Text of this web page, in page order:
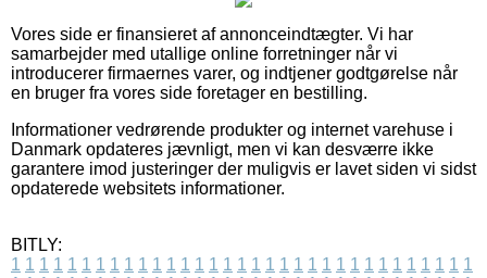
Vores side er finansieret af annonceindtægter. Vi har
samarbejder med utallige online forretninger når vi
introducerer firmaernes varer, og indtjener godtgørelse når
en bruger fra vores side foretager en bestilling.
Informationer vedrørende produkter og internet varehuse i
Danmark opdateres jævnligt, men vi kan desværre ikke
garantere imod justeringer der muligvis er lavet siden vi sidst
opdaterede websitets informationer.
BITLY:
1 1 1 1 1 1 1 1 1 1 1 1 1 1 1 1 1 1 1 1 1 1 1 1 1 1 1 1 1 1 1 1 1